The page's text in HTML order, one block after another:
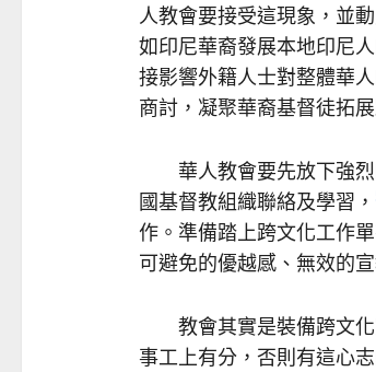
人教會要接受這現象，並
如印尼華裔發展本地印尼
接影響外籍人士對整體華
商討，凝聚華裔基督徒拓
華人教會要先放下強烈
國基督教組織聯絡及學習，
作。準備踏上跨文化工作
可避免的優越感、無效的
教會其實是裝備跨文化
事工上有分，否則有這心